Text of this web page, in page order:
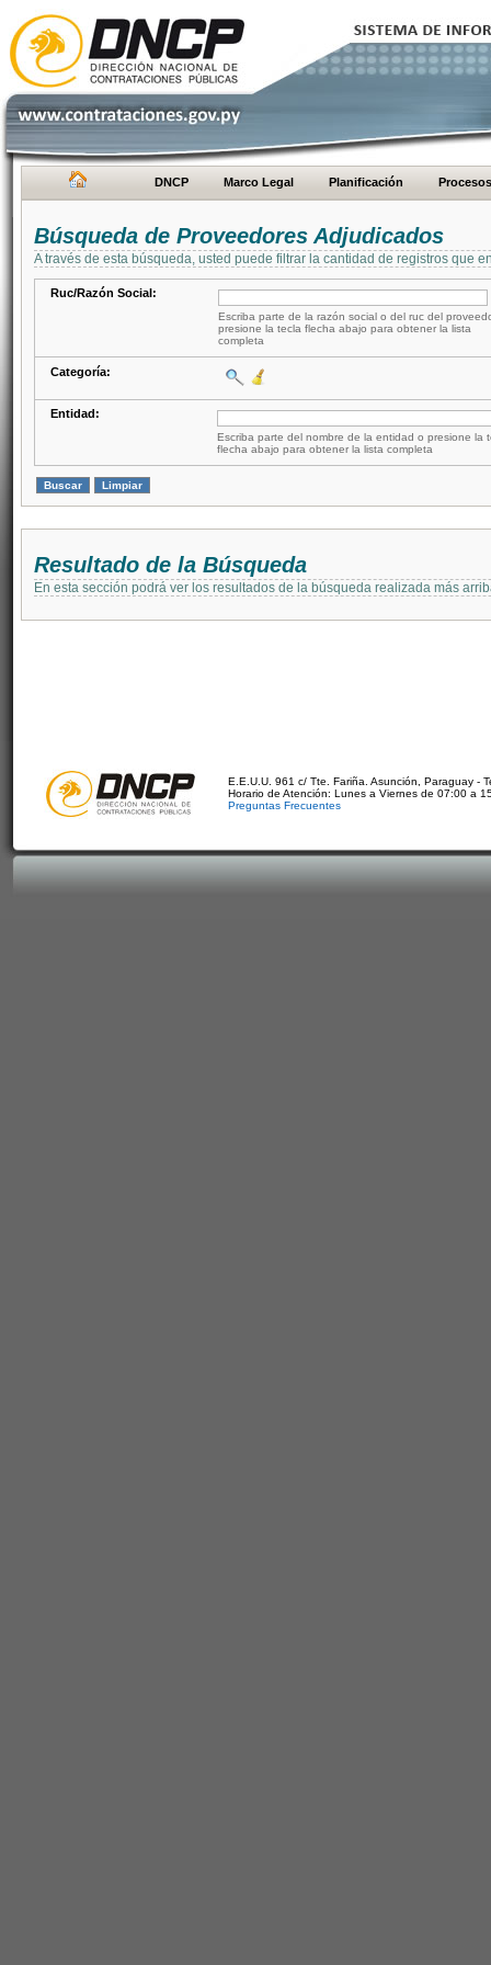
DNCP Marco Legal Planificación Procesos
Búsqueda de Proveedores Adjudicados
A través de esta búsqueda, usted puede filtrar la cantidad de registros que
Ruc/Razón Social:
Escriba parte de la razón social o del ruc del
presione la tecla flecha abajo para obtener la lista
completa
Categoría:
Entidad:
Escriba parte del nombre de la entidad o presione la
flecha abajo para obtener la lista completa
Resultado de la Búsqueda
En esta sección podrá ver los resultados de la búsqueda realizada más
E.E.U.U. 961 c/ Tte. Fariña. Asunción, Paraguay -
Horario de Atención: Lunes a Viernes de 07:00 a
Preguntas Frecuentes